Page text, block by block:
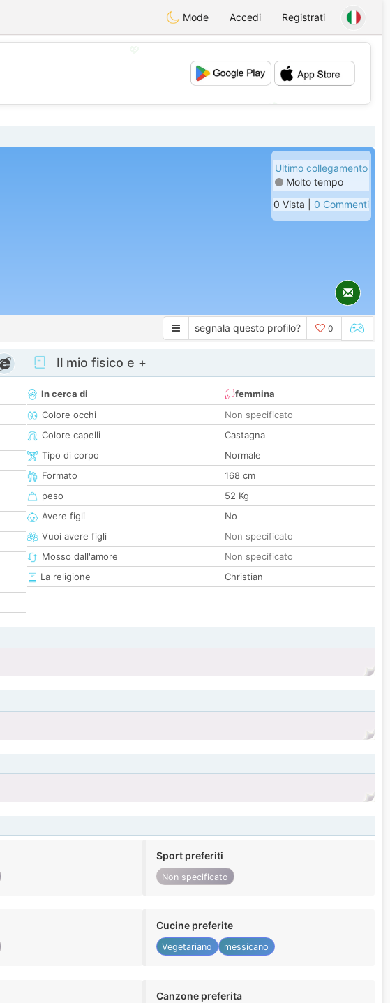
Mode Accedi Registrati
💕
Ultimo collegamento
Molto tempo
0 Vista | 0 Commenti
segnala questo profilo? 0
Il mio fisico e +
In cerca di
femmina
Colore occhi
Non specificato
Colore capelli
Castagna
Tipo di corpo
Normale
Formato
168 cm
peso
52 Kg
Avere figli
No
Vuoi avere figli
Non specificato
Mosso dall'amore
Non specificato
La religione
Christian
Sport preferiti
Non specificato
Cucine preferite
Vegetariano messicano
Canzone preferita